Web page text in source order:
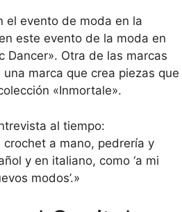
el evento de moda en la
este evento de la moda en
Dancer». Otra de las marcas
una marca que crea piezas que
«Inmortale».
al tiempo:
a mano, pedrería y
y en italiano, como ‘a mi
modos’.»